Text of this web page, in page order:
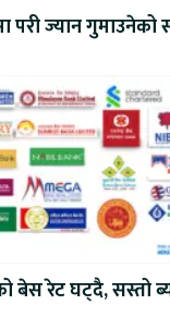
परी ज्यान गुमाउनेको
बेस रेट घट्दै, सस्तो